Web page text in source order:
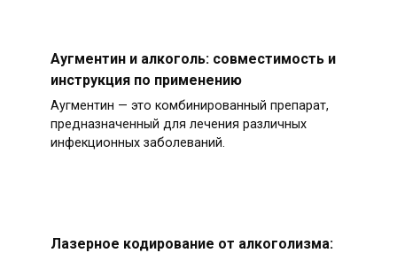
Аугментин и алкоголь: совместимость и
инструкция по применению
Аугментин — это комбинированный препарат,
предназначенный для лечения различных
инфекционных заболеваний.
Лазерное кодирование от алкоголизма: